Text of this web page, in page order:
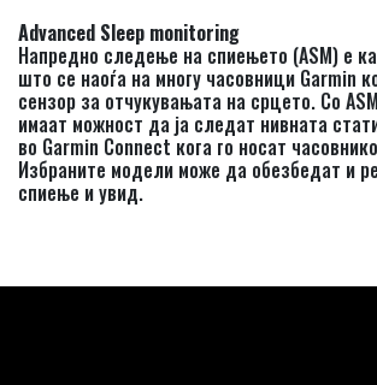
Advanced Sleep monitoring
Напредно следење на спиењето (ASM) е
што се наоѓа на многу часовници Garmin
сензор за отчукувањата на срцето. Со
имаат можност да ја следат нивната
во Garmin Connect кога го носат
Избраните модели може да обезбедат и
спиење и увид.